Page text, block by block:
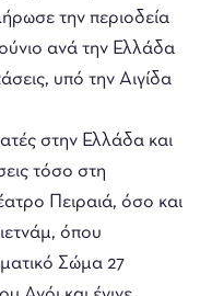
την περιοδεία
ανά την Ελλάδα
υπό την Αιγίδα
στην Ελλάδα και
τόσο στη
Πειραιά, όσο και
όπου
Σώμα 27